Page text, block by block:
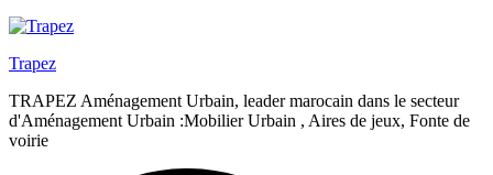
Trapez
TRAPEZ Aménagement Urbain, leader marocain dans le secteur
d'Aménagement Urbain :Mobilier Urbain , Aires de jeux, Fonte de
voirie